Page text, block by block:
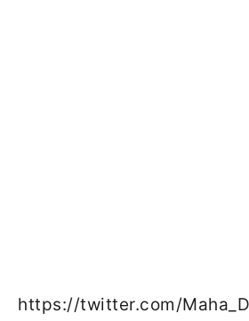
https://twitter.com/